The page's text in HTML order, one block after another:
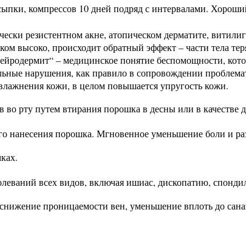
компрессов 10 дней подряд с интервалами.
резистентном акне, атопическом дерматите,
высоко, происходит обратный эффект – части
– медицинское понятие беспомощности,
нарушения, как правило в сопровождении
кожи, в целом повышается упругость кожи.
рту путем втирания порошка в десны или в качестве
нанесения порошка. Мгновенное уменьшение боли и
всех видов, включая ишиас, дископатию,
проницаемости вен, уменьшение вплоть до